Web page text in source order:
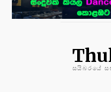
සයිබරයේ